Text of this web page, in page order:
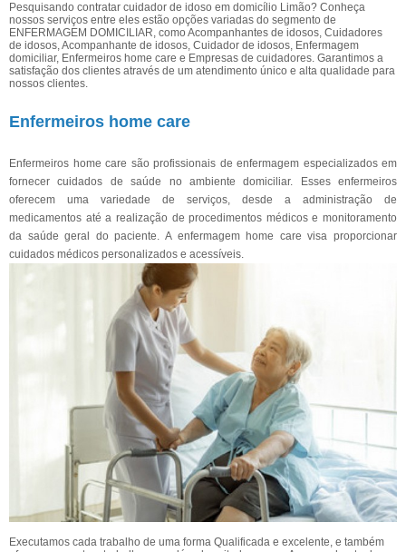
Pesquisando contratar cuidador de idoso em domicílio Limão? Conheça
nossos serviços entre eles estão opções variadas do segmento de
ENFERMAGEM DOMICILIAR, como Acompanhantes de idosos, Cuidadores
de idosos, Acompanhante de idosos, Cuidador de idosos, Enfermagem
domiciliar, Enfermeiros home care e Empresas de cuidadores. Garantimos a
satisfação dos clientes através de um atendimento único e alta qualidade para
nossos clientes.
Enfermeiros home care
Enfermeiros home care são profissionais de enfermagem especializados em
fornecer cuidados de saúde no ambiente domiciliar. Esses enfermeiros
oferecem uma variedade de serviços, desde a administração de
medicamentos até a realização de procedimentos médicos e monitoramento
da saúde geral do paciente. A enfermagem home care visa proporcionar
cuidados médicos personalizados e acessíveis.
Executamos cada trabalho de uma forma Qualificada e excelente, e também